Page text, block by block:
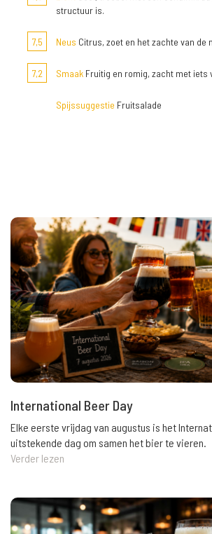
structuur is.
7,5 Neus Citrus, zoet en het zachte van de
7,2 Smaak Fruitig en romig, zacht met iets
Spijssuggestie Fruitsalade
International Beer Day
Elke eerste vrijdag van augustus is het
uitstekende dag om samen het bier te vieren.
Verder lezen